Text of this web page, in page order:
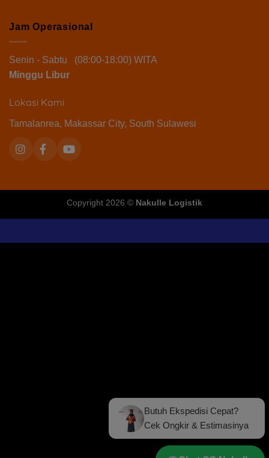
Jam Operasional
Senin - Sabtu (08:00-18:00) WITA
Minggu Libur
Lokasi Kami
Tamalanrea, Makassar City, South Sulawesi
Copyright 2026 © Nakulle Logistik
Butuh Ekspedisi Cepat?
Cek Ongkir & Estimasinya